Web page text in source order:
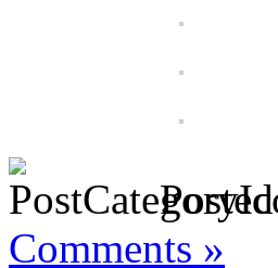
Comments »